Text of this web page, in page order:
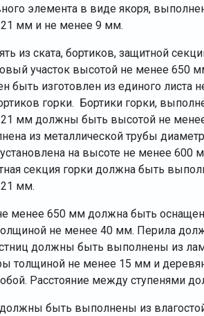
элемента в виде якоря,
мм и не менее 9 мм.
из ската, бортиков, защитной
участок высотой не менее 650
быть изготовлен из единого
горки. Бортики горки,
мм должны быть высотой не
из металлической трубы
на высоте не менее 600
секция горки должна быть
мм.
менее 650 мм должна быть
не менее 40 мм. Перила
должны быть выполнены из
толщиной не менее 15 мм и
Расстояние между ступенями
быть выполнены из